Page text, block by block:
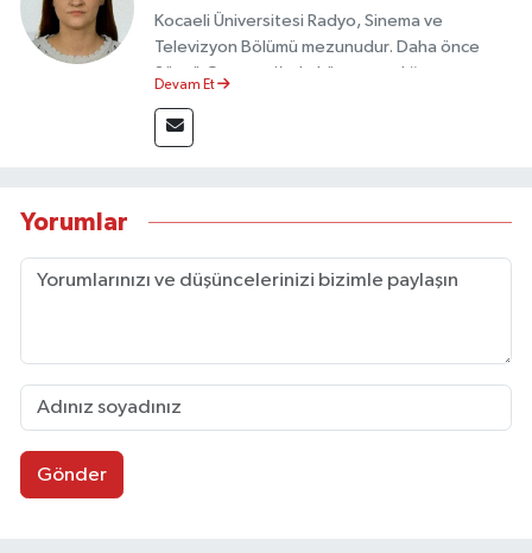
Kocaeli Üniversitesi Radyo, Sinema ve
Televizyon Bölümü mezunudur. Daha önce
Sözcü Gazetesi’nde köşe yazarlığı yapmış ve
Devam Et
Yorumlar
Gönder